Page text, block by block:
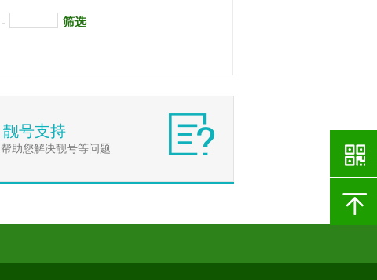
- 筛选
靓号支持
帮助您解决靓号等问题